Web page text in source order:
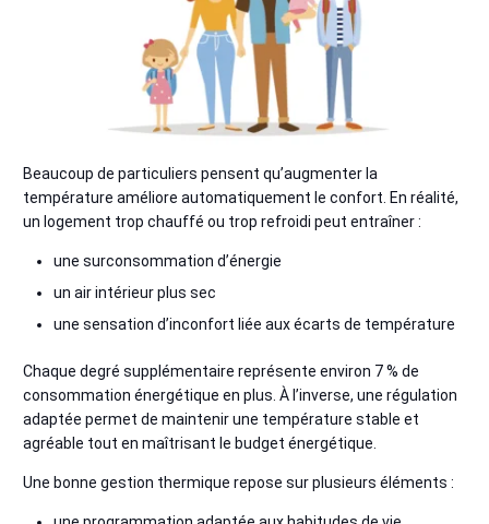
Beaucoup de particuliers pensent qu’augmenter la
température améliore automatiquement le confort. En réalité,
un logement trop chauffé ou trop refroidi peut entraîner :
une surconsommation d’énergie
un air intérieur plus sec
une sensation d’inconfort liée aux écarts de température
Chaque degré supplémentaire représente environ 7 % de
consommation énergétique en plus. À l’inverse, une régulation
adaptée permet de maintenir une température stable et
agréable tout en maîtrisant le budget énergétique.
Une bonne gestion thermique repose sur plusieurs éléments :